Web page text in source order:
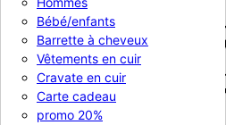
Bébé/enfants
Barrette à cheveux
Vêtements en cuir
Cravate en cuir
Carte cadeau
promo 20%